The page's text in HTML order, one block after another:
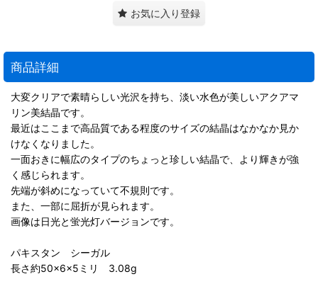
お気に入り登録
商品詳細
大変クリアで素晴らしい光沢を持ち、淡い水色が美しいアクアマ
リン美結晶です。
最近はここまで高品質である程度のサイズの結晶はなかなか見か
けなくなりました。
一面おきに幅広のタイプのちょっと珍しい結晶で、より輝きが強
く感じられます。
先端が斜めになっていて不規則です。
また、一部に屈折が見られます。
画像は日光と蛍光灯バージョンです。
パキスタン シーガル
長さ約50×6×5ミリ 3.08g